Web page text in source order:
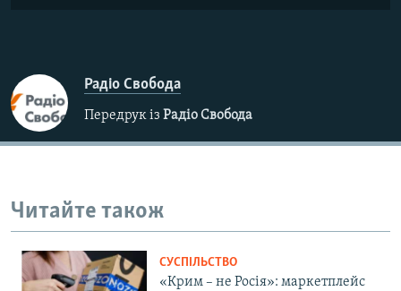
Радіо Свобода
Передрук із Радіо Свобода
Читайте також
СУСПІЛЬСТВО
«Крим – не Росія»: маркетплейс